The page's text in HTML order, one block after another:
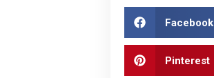
Facebook
Pinterest